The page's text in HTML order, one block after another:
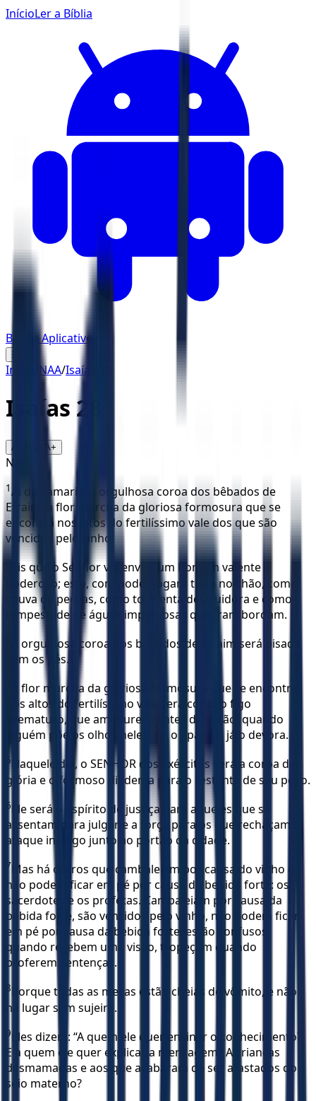
InícioLer a Bíblia
Baixar Aplicativo
☰
Início NAA/Isaías
Isaías 28
A- A+
NAA
1Ai de Samaria, a orgulhosa coroa dos bêbados de
Efraim, a flor murcha da gloriosa formosura que se
encontra nos altos do fertilíssimo vale dos que são
vencidos pelo vinho!
Eis que o Senhor vai enviar um homem valente e
poderoso; este, com poder jogará tudo no chão, como
chuva de pedras, como tormenta destruidora e como
tempestade de águas impetuosas que transbordam.
A orgulhosa coroa dos bêbados de Efraim será pisada
com os pés.
A flor murcha da gloriosa formosura que se encontra
nos altos do fertilíssimo vale será como o figo
prematuro, que amadurece antes do verão: quando
alguém põe os olhos nele, mal o apanha, já o devora.
5
Naquele dia, o SENHOR dos Exércitos será a coroa de
glória e o formoso diadema para o restante de seu povo.
6
Ele será o espírito de justiça para aqueles que se
assentam para julgar e a força para os que rechaçam o
ataque inimigo junto ao portão da cidade.
7
Mas há outros que cambaleiam por causa do vinho e
não podem ficar em pé por causa da bebida forte: os
sacerdotes e os profetas. Cambaleiam por causa da
bebida forte, são vencidos pelo vinho, não podem ficar
em pé por causa da bebida forte; estão confusos
quando recebem uma visão, tropeçam quando
proferem sentenças.
8
Porque todas as mesas estão cheias de vômito, e não
há lugar sem sujeira.
9
Eles dizem: “A quem ele quer ensinar o conhecimento?
E a quem ele quer explicar a mensagem? A crianças
desmamadas e aos que acabaram de ser afastados do
seio materno?